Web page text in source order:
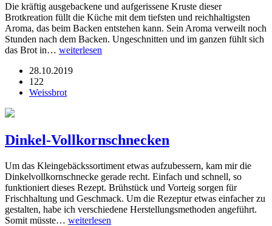
Die kräftig ausgebackene und aufgerissene Kruste dieser
Brotkreation füllt die Küche mit dem tiefsten und reichhaltigsten
Aroma, das beim Backen entstehen kann. Sein Aroma verweilt noch
Stunden nach dem Backen. Ungeschnitten und im ganzen fühlt sich
das Brot in… weiterlesen
28.10.2019
122
Weissbrot
Dinkel-Vollkornschnecken
Um das Kleingebäckssortiment etwas aufzubessern, kam mir die
Dinkelvollkornschnecke gerade recht. Einfach und schnell, so
funktioniert dieses Rezept. Brühstück und Vorteig sorgen für
Frischhaltung und Geschmack. Um die Rezeptur etwas einfacher zu
gestalten, habe ich verschiedene Herstellungsmethoden angeführt.
Somit müsste… weiterlesen